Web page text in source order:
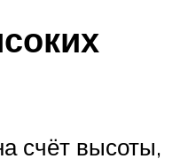
счёт высоты,